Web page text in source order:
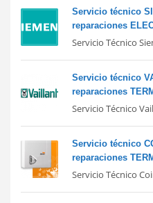
Servicio técnico
reparaciones
Servicio Técnico
Servicio técnico
reparaciones
Servicio Técnico
Servicio técnico
reparaciones
Servicio Técnico